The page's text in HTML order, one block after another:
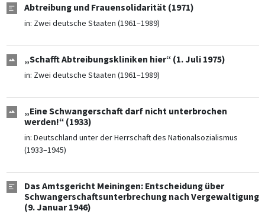
Abtreibung und Frauensolidarität (1971)
in: Zwei deutsche Staaten (1961–1989)
„Schafft Abtreibungskliniken hier“ (1. Juli 1975)
in: Zwei deutsche Staaten (1961–1989)
„Eine Schwangerschaft darf nicht unterbrochen
werden!“ (1933)
in: Deutschland unter der Herrschaft des Nationalsozialismus
(1933–1945)
Das Amtsgericht Meiningen: Entscheidung über
Schwangerschaftsunterbrechung nach Vergewaltigung
(9. Januar 1946)